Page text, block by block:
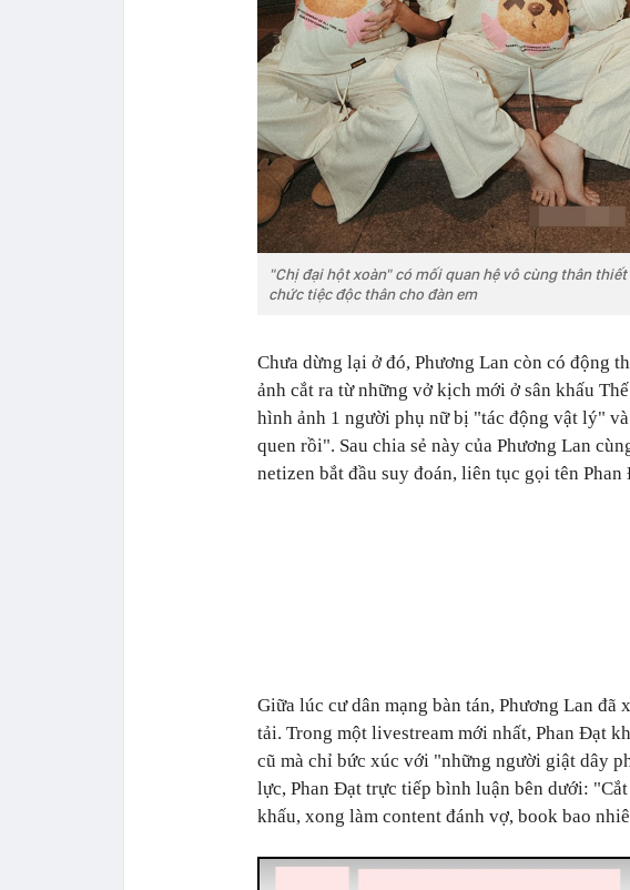
"Chị đại hột xoàn" có mối quan hệ vô cùng thân
chức tiệc độc thân cho đàn em
Chưa dừng lại ở đó, Phương Lan còn có động
ảnh cắt ra từ những vở kịch mới ở sân khấu
hình ảnh 1 người phụ nữ bị "tác động vật lý"
quen rồi". Sau chia sẻ này của Phương Lan
netizen bắt đầu suy đoán, liên tục gọi tên Phan
Giữa lúc cư dân mạng bàn tán, Phương Lan đã
tải. Trong một livestream mới nhất, Phan Đạt
cũ mà chỉ bức xúc với "những người giật dây
lực, Phan Đạt trực tiếp bình luận bên dưới:
khấu, xong làm content đánh vợ, book bao